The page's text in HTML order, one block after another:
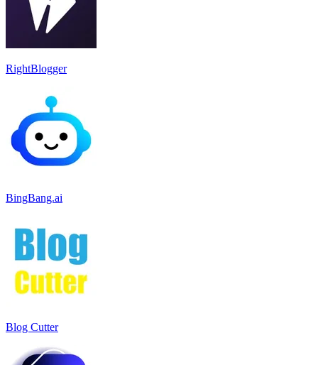
RightBlogger
BingBang.ai
Blog Cutter